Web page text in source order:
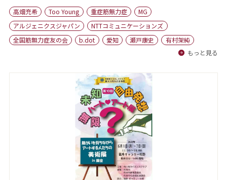
出版物
会社概要
高畑充希 Too Young 重症筋無力症
MG
アルジェニクスジャパン
NTTコミュニケーションズ
全国筋無力症友の会
b.dot 愛知 瀬戸康史
有村架純
もっと見る